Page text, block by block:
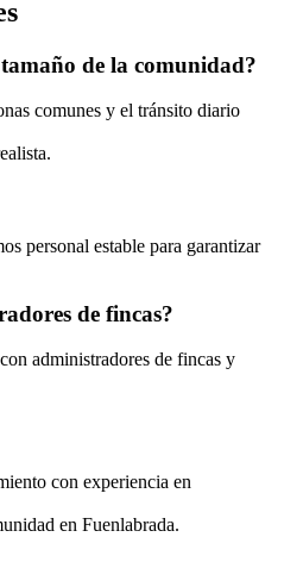
de la comunidad?
comunes y el tránsito diario
personal estable para garantizar
de fincas?
administradores de fincas y
con experiencia en
en Fuenlabrada.